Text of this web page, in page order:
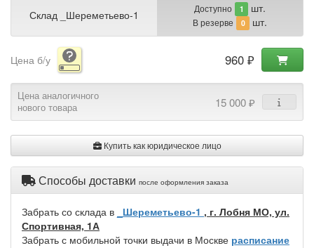
Склад _Шереметьево-1 Доступно 1 шт.
В резерве 0 шт.
Цена б/у 960 ₽
Цена аналогичного
нового товара
15 000 ₽
Купить как юридическое лицо
Способы доставки после оформления заказа
Забрать со склада в _Шереметьево-1 , г. Лобня МО, ул.
Спортивная, 1А
Забрать с мобильной точки выдачи в Москве расписание